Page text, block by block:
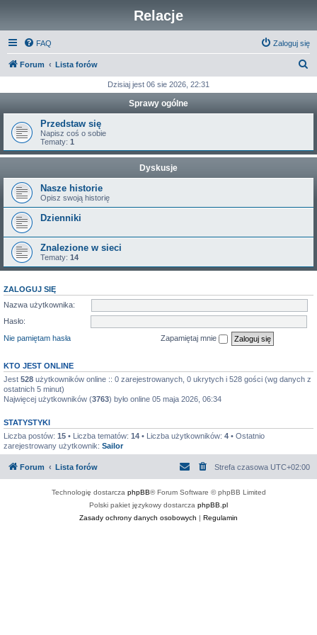
Relacje
FAQ Zaloguj się
Forum Lista forów
k
j
Dzisiaj jest 06 sie 2026, 22:31
Sprawy ogólne
Przedstaw się
Napisz coś o sobie
Tematy: 1
Dyskusje
Nasze historie
Opisz swoją historię
Dzienniki
Znalezione w sieci
Tematy: 14
ZALOGUJ SIĘ
Nazwa użytkownika:
Hasło:
Nie pamiętam hasła
Zapamiętaj mnie
KTO JEST ONLINE
Jest 528 użytkowników online :: 0 zarejestrowanych, 0 ukrytych i 528 gości (wg danych z
ostatnich 5 minut)
Najwięcej użytkowników (3763) było online 05 maja 2026, 06:34
STATYSTYKI
Liczba postów: 15 • Liczba tematów: 14 • Liczba użytkowników: 4 • Ostatnio
zarejestrowany użytkownik: Sailor
Forum Lista forów Strefa czasowa UTC+02:00
Technologię dostarcza phpBB® Forum Software © phpBB Limited
Polski pakiet językowy dostarcza phpBB.pl
Zasady ochrony danych osobowych | Regulamin